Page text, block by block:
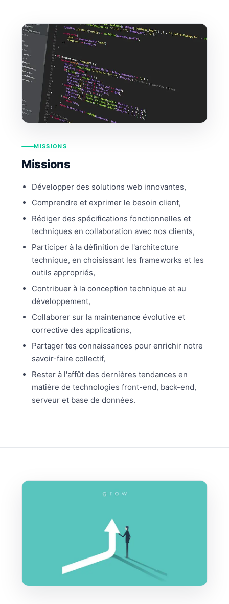
MISSIONS
Missions
Développer des solutions web innovantes,
Comprendre et exprimer le besoin client,
Rédiger des spécifications fonctionnelles et
techniques en collaboration avec nos clients,
Participer à la définition de l'architecture
technique, en choisissant les frameworks et les
outils appropriés,
Contribuer à la conception technique et au
développement,
Collaborer sur la maintenance évolutive et
corrective des applications,
Partager tes connaissances pour enrichir notre
savoir-faire collectif,
Rester à l'affût des dernières tendances en
matière de technologies front-end, back-end,
serveur et base de données.